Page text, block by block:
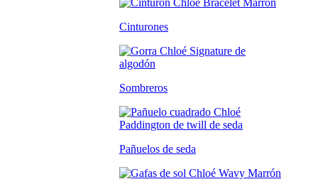
Cinturones
Sombreros
Pañuelos de seda